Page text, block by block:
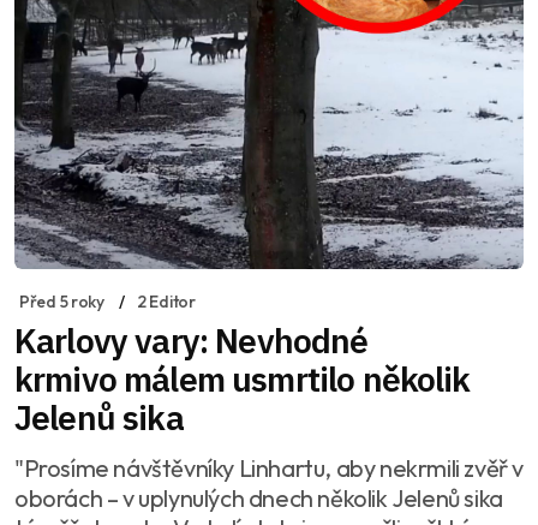
Před 5 roky 2 Editor
Karlovy vary: Nevhodné
krmivo málem usmrtilo několik
Jelenů sika
"Prosíme návštěvníky Linhartu, aby nekrmili zvěř v
oborách – v uplynulých dnech několik Jelenů sika